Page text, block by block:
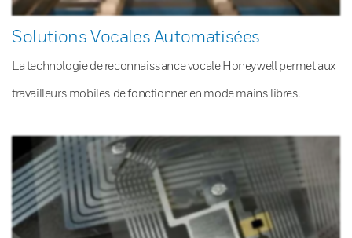
Solutions Vocales Automatisées
La technologie de reconnaissance vocale Honeywell permet aux
travailleurs mobiles de fonctionner en mode mains libres.